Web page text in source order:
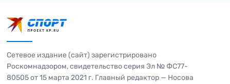
Сетевое издание (сайт) зарегистрировано
Роскомнадзором, свидетельство серия Эл № ФС77-
80505 от 15 марта 2021 г. Главный редактор — Носова